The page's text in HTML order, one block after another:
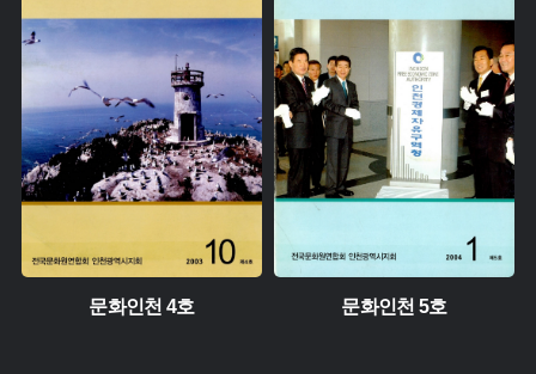
생산 :
소장 :
문화인천 4호
생산 :
소장 :
문화인천 5호